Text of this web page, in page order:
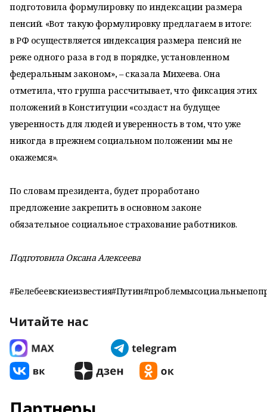
подготовила формулировку по индексации размера
пенсий. «Вот такую формулировку предлагаем в итоге:
в РФ осуществляется индексация размера пенсий не
реже одного раза в год в порядке, установленном
федеральным законом», – сказала Михеева. Она
отметила, что группа рассчитывает, что фиксация этих
положений в Конституции «создаст на будущее
уверенность для людей и уверенность в том, что уже
никогда в прежнем социальном положении мы не
окажемся».
По словам президента, будет проработано
предложение закрепить в основном законе
обязательное социальное страхование работников.
Подготовила Оксана Алексеева
Читайте нас